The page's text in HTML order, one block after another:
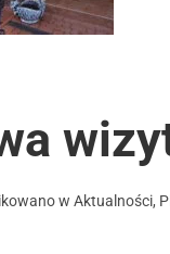
wAktualności,